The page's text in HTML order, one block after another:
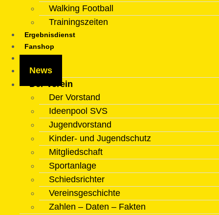
Walking Football
Trainingszeiten
Ergebnisdienst
Fanshop
News
Der Verein
Der Vorstand
Ideenpool SVS
Jugendvorstand
Kinder- und Jugendschutz
Mitgliedschaft
Sportanlage
Schiedsrichter
Vereinsgeschichte
Zahlen – Daten – Fakten